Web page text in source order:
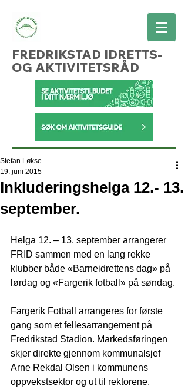
FREDRIKSTAD IDRETTS-
OG AKTIVITETSRÅD
Inkluderingshelga 12.- 13.
september.
Stefan Løkse
19. juni 2015
Helga 12. – 13. september arrangerer
FRID sammen med en lang rekke
klubber både «Barneidrettens dag» på
lørdag og «Fargerik fotball» på søndag.
Fargerik Fotball arrangeres for første
gang som et fellesarrangement på
Fredrikstad Stadion. Markedsføringen
skjer direkte gjennom kommunalsjef
Arne Rekdal Olsen i kommunens
oppvekstsektor og ut til rektorene.